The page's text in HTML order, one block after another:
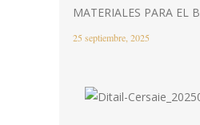
MATERIALES PARA EL
25 septiembre, 2025